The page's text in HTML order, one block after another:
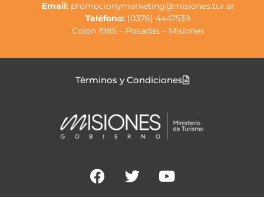
Email:promocionymarketing@misiones.tur.ar
Teléfono: (0376) 4447539
Colón 1985 – Posadas – Misiones
Términos y Condiciones